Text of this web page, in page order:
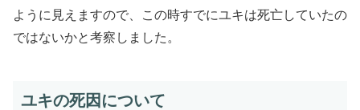
ように見えますので、この時すでにユキは死亡していたの
ではないかと考察しました。
ユキの死因について